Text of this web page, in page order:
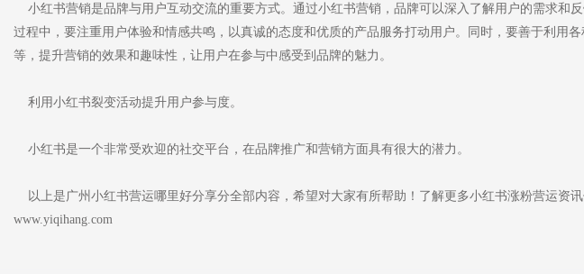
小红书营销是品牌与用户互动交流的重要方式。通过小红书营销，品牌可以深入了解用户的需求和
过程中，要注重用户体验和情感共鸣，以真诚的态度和优质的产品服务打动用户。同时，要善于利用
等，提升营销的效果和趣味性，让用户在参与中感受到品牌的魅力。
利用小红书裂变活动提升用户参与度。
小红书是一个非常受欢迎的社交平台，在品牌推广和营销方面具有很大的潜力。
以上是广州小红书营运哪里好分享分全部内容，希望对大家有所帮助！了解更多小红书涨粉营运资讯
www.yiqihang.com